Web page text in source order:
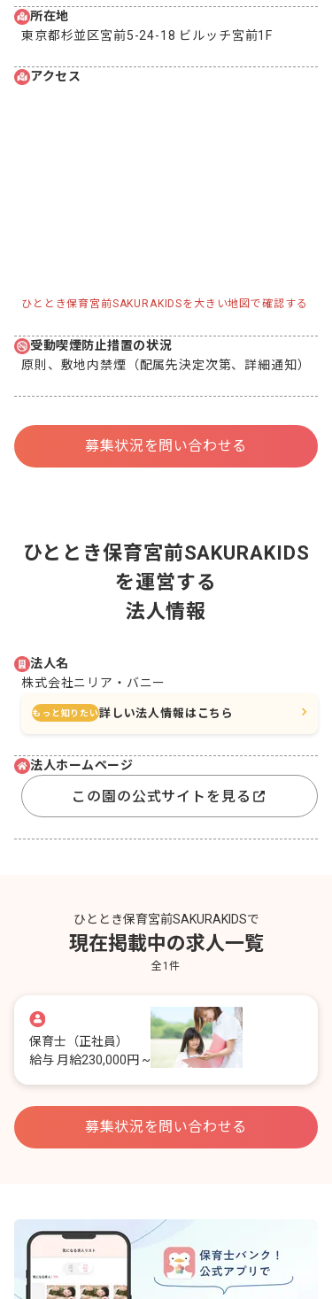
所在地
東京都杉並区宮前5-24-18 ビルッチ宮前1F
アクセス
ひととき保育宮前SAKURAKIDSを大きい地図で確認する
受動喫煙防止措置の状況
原則、敷地内禁煙（配属先決定次第、詳細通知）
募集状況を問い合わせる
ひととき保育宮前SAKURAKIDS
を運営する
法人情報
法人名
株式会社ニリア・バニー
もっと知りたい詳しい法人情報はこちら
法人ホームページ
この園の公式サイトを見る
ひととき保育宮前SAKURAKIDSで
現在掲載中の求人一覧
全 1件
保育士 （正社員）
給与 月給230,000円 ~
募集状況を問い合わせる